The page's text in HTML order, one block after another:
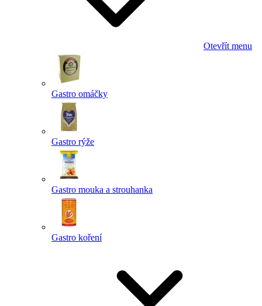
Otevřít menu
Gastro omáčky
Gastro rýže
Gastro mouka a strouhanka
Gastro koření